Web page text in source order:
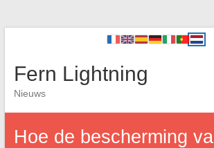
Fern Lightning
Nieuws
Hoe de bescherming